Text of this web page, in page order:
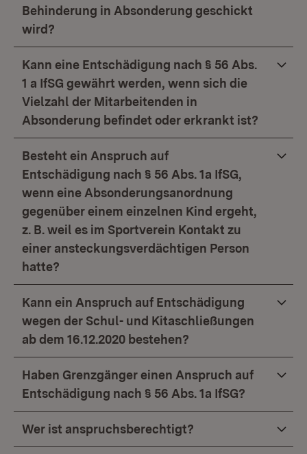
Behinderung in Absonderung geschickt
wird?
Kann eine Entschädigung nach § 56 Abs.
1 a IfSG gewährt werden, wenn sich die
Vielzahl der Mitarbeitenden in
Absonderung befindet oder erkrankt ist?
Besteht ein Anspruch auf
Entschädigung nach § 56 Abs. 1a IfSG,
wenn eine Absonderungsanordnung
gegenüber einem einzelnen Kind ergeht,
z. B. weil es im Sportverein Kontakt zu
einer ansteckungsverdächtigen Person
hatte?
Kann ein Anspruch auf Entschädigung
wegen der Schul- und Kitaschließungen
ab dem 16.12.2020 bestehen?
Haben Grenzgänger einen Anspruch auf
Entschädigung nach § 56 Abs. 1a IfSG?
Wer ist anspruchsberechtigt?